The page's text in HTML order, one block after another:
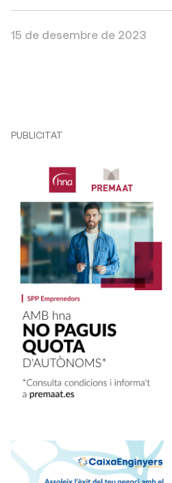
15 de desembre de 2023
PUBLICITAT